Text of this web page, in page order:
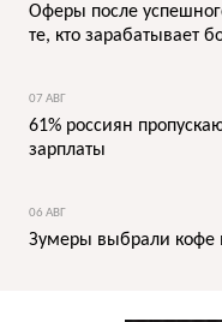
Оферы после
те, кто зарабатывает
07 АВГ
61% россиян
зарплаты
06 АВГ
Зумеры выбрали кофе